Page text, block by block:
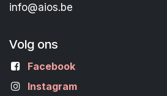
info@aios.be
Volg ons
Facebook
Instagram